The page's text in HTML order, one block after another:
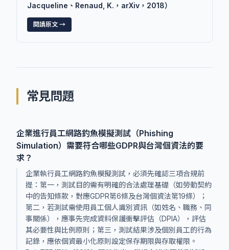
Jacqueline、Renaud, K.，arXiv，2018）
閱讀原文 →
常見問題
企業進行員工網路釣魚模擬測試（Phishing
Simulation）需要符合哪些GDPR與台灣個資法的要
求？
企業執行員工網路釣魚模擬測試，必須先確認三項合規前
提：第一，測試目的需有明確的合法處理基礎（如勞動契約
中的告知條款，對應GDPR第6條及台灣個資法第19條）；
第二，若測試需使用員工個人識別資訊（如姓名、職務、同
事關係），應事先完成資料保護衝擊評估（DPIA），評估
其必要性與比例原則；第三，測試結果涉及個別員工的行為
記錄，應依個資最小化原則設定保存期限與存取權限。